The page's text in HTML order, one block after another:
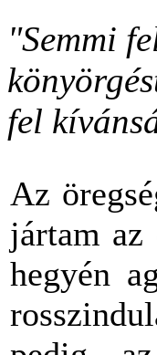
"Semmi
fel
Az
jártam
hegyén